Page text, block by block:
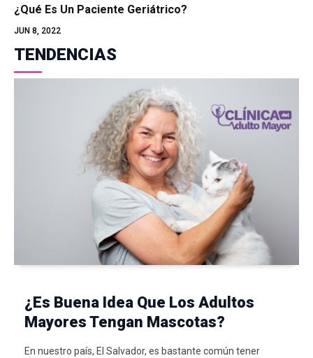
¿Qué Es Un Paciente Geriátrico?
JUN 8, 2022
TENDENCIAS
¿Es Buena Idea Que Los Adultos
Mayores Tengan Mascotas?
En nuestro país, El Salvador, es bastante común tener